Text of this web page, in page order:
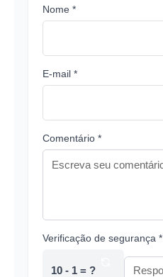
Nome *
E-mail *
Comentário *
Verificação de segurança *
10 - 1 = ?